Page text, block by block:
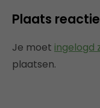
Plaats reactie
Je moet ingelogd
plaatsen.